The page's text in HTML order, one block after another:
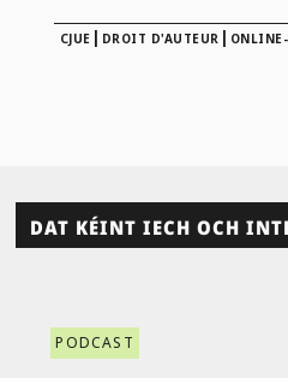
CJUE | DROIT D'AUTEUR |
DAT KÉINT IECH OCH
PODCAST